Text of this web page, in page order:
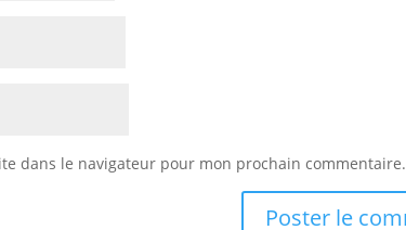
dans le navigateur pour mon prochain commentaire.